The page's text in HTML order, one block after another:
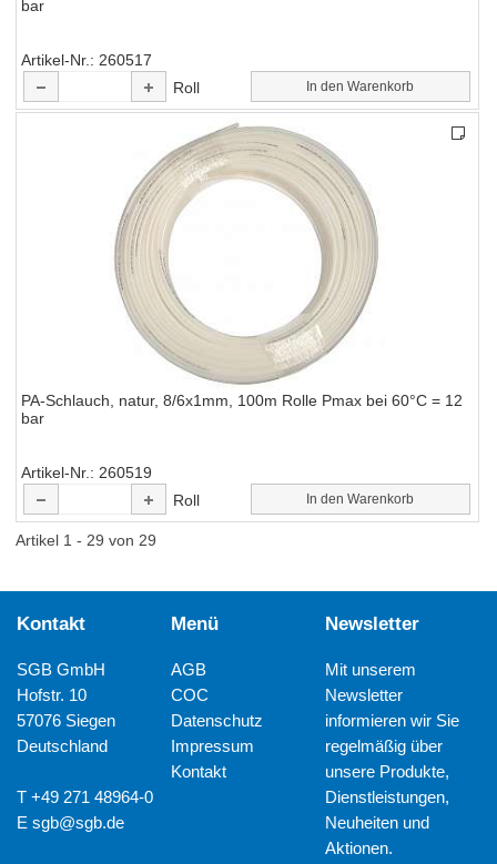
bar
Artikel-Nr.
260517
Roll
In den Warenkorb
PA-Schlauch, natur, 8/6x1mm, 100m Rolle Pmax bei 60°C = 12
bar
Artikel-Nr. 260519
Roll
In den Warenkorb
Artikel 1 - 29 von 29
Kontakt
SGB GmbH
Hofstr. 10
57076 Siegen
Deutschland
T +49 271 48964-0
Esgb@sgb.de
Menü
AGB
COC
Datenschutz
Impressum
Kontakt
Newsletter
Mit unserem
Newsletter
informieren wir Sie
regelmäßig über
unsere Produkte,
Dienstleistungen,
Neuheiten und
Aktionen.